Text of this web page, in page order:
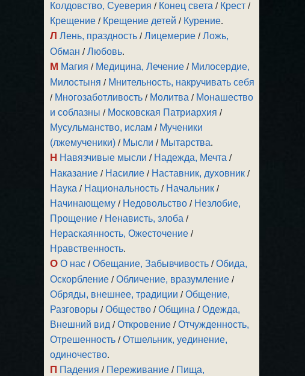
Колдовство, Суеверия / Конец света / Крест /
Крещение / Крещение детей / Курение.
Л Лень, праздность /Лицемерие /Ложь,
Обман /Любовь.
М Магия / Медицина, Лечение / Милосердие,
Милостыня / Мнительность, накручивать себя
/ Многозаботливость / Молитва / Монашество
и соблазны / Московская Патриархия /
Мусульманство, ислам / Мученики
(лжемученики) / Мысли / Мытарства.
Н Навязчивые мысли / Надежда, Мечта /
Наказание / Насилие / Наставник, духовник /
Наука / Национальность / Начальник /
Начинающему / Недовольство / Незлобие,
Прощение / Ненависть, злоба /
Нераскаянность, Ожесточение /
Нравственность.
О О нас /Обещание, Забывчивость /Обида,
Оскорбление /Обличение, вразумление /
Обряды, внешнее, традиции /Общение,
Разговоры /Общество /Община /Одежда,
Внешний вид /Откровение /Отчужденность,
Отрешенность /Отшельник, уединение,
одиночество.
П Падения / Переживание / Пища,